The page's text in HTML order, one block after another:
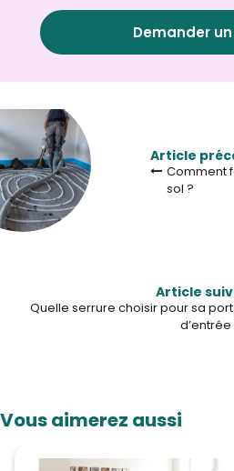
Demander
Article
Comment
sol ?
Article
Quelle serrure choisir pour sa
d’entrée
Vous aimerez aussi